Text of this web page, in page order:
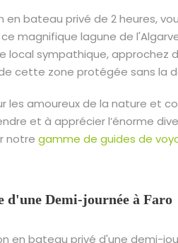
en bateau privé de 2 heures,
magnifique lagune de
local sympathique, approchez
cette zone protégée sans la
les amoureux de la nature et
et à apprécier l’énorme
notre gamme de guides de
d'une Demi-journée à Faro
en bateau privé d'une demi-